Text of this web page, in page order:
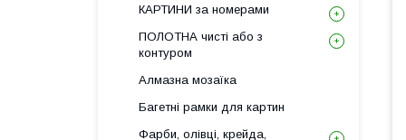
КАРТИНИ за номерами
ПОЛОТНА чисті або з
контуром
Алмазна мозаїка
Багетні рамки для картин
Фарби, олівці, крейда,